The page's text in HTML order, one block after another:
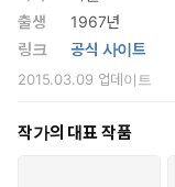
고급스러운 미스터리
없는 작품이라 할 수
이미 친근한 피아와
재미는 여전하기 때문
출생
1967년
링크
공식 사이트
2015.03.09 업데이트
작가의 대표 작품